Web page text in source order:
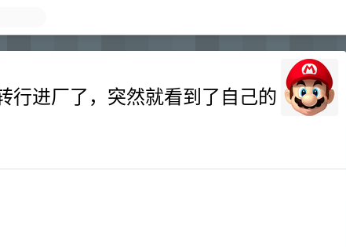
行进厂了，突然就看到了自己的